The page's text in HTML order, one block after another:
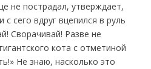
не пострадал, утверждает,
сего вдруг вцепился в руль
Сворачивай! Разве не
кота с отметиной
Не знаю, на­сколько это